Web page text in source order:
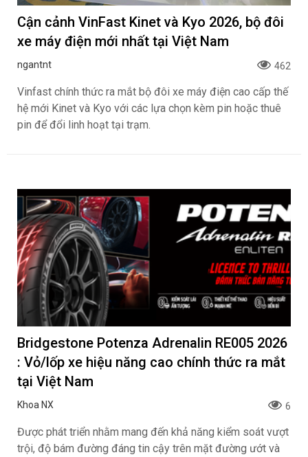
Cận cảnh VinFast Kinet và Kyo 2026, bộ đôi
xe máy điện mới nhất tại Việt Nam
ngantnt 462
Vinfast chính thức ra mắt bộ đôi xe máy điện cao cấp thế
hệ mới Kinet và Kyo với các lựa chọn kèm pin hoặc thuê
pin để đổi linh hoạt tại trạm.
Bridgestone Potenza Adrenalin RE005 2026
: Vỏ/lốp xe hiệu năng cao chính thức ra mắt
tại Việt Nam
Khoa NX 6
Được phát triển nhằm mang đến khả năng kiểm soát vượt
trội, độ bám đường đáng tin cậy trên mặt đường ướt và